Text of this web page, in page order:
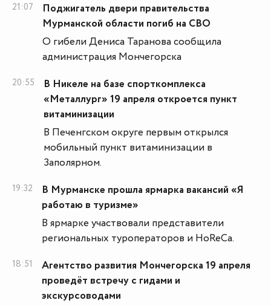
21:07
Поджигатель двери правительства
Мурманской области погиб на СВО
О гибели Дениса Таранова сообщила
администрация Мончегорска
20:55
В Никеле на базе спорткомплекса
«Металлург» 19 апреля откроется пункт
витаминизации
В Печенгском округе первым открылся
мобильный пункт витаминизации в
Заполярном.
19:32
В Мурманске прошла ярмарка вакансий «Я
работаю в туризме»
В ярмарке участвовали представители
региональных туроператоров и HoReCa.
18:51
Агентство развития Мончегорска 19 апреля
проведёт встречу с гидами и
экскурсоводами